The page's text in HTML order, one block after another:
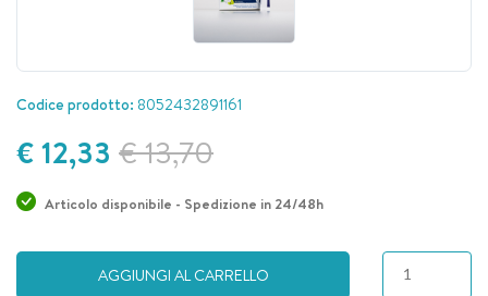
Codice prodotto: 8052432891161
€ 12,33 € 13,70
Articolo disponibile - Spedizione in 24/48h
AGGIUNGI AL CARRELLO